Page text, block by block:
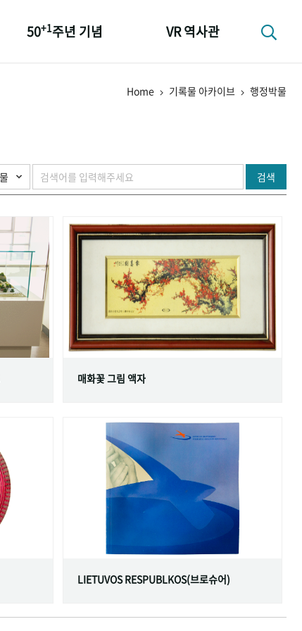
50+1주년 기념
세계와 함께 한 KIHASA
VR 역사관
Home 기록물 아카이브 행정박물
검색
매화꽃 그림 액자
LIETUVOS RESPUBLKOS(브로슈어)